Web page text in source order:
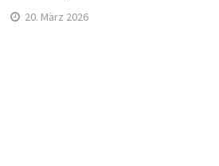
20. März 2026